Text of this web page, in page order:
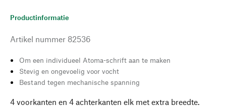
Productinformatie
Artikel nummer 82536
Om een individueel Atoma-schrift aan te maken
Stevig en ongevoelig voor vocht
Bestand tegen mechanische spanning
4 voorkanten en 4 achterkanten elk met extra breedte.